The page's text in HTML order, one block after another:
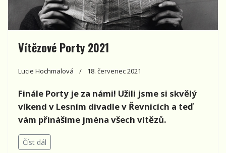
Vítězové Porty 2021
Lucie Hochmalová 18. červenec 2021
Finále Porty je za námi! Užili jsme si skvělý
víkend v Lesním divadle v Řevnicích a teď
vám přinášíme jména všech vítězů.
Číst dál